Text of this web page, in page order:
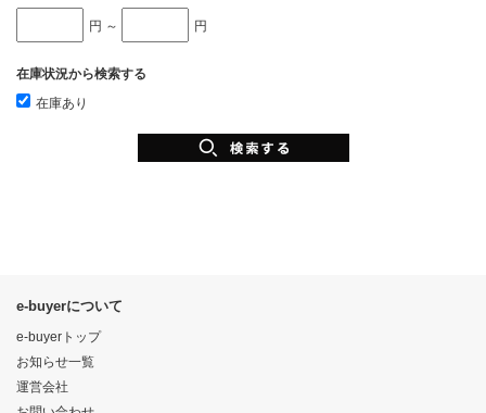
円 ～ 円
在庫状況から検索する
在庫あり
e-buyerについて
e-buyerトップ
お知らせ一覧
運営会社